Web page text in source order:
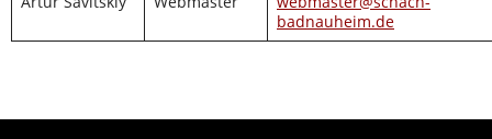
badnauheim.de